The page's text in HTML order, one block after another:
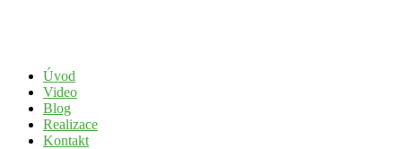
Úvod
Video
Blog
Realizace
Kontakt